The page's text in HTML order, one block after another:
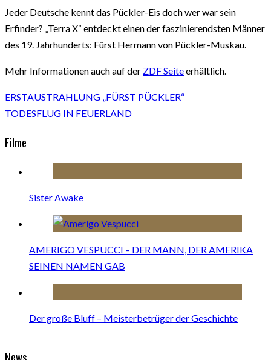
Jeder Deutsche kennt das Pückler-Eis doch wer war sein
Erfinder? „Terra X“ entdeckt einen der faszinierendsten Männer
des 19. Jahrhunderts: Fürst Hermann von Pückler-Muskau.
Mehr Informationen auch auf der ZDF Seiteerhältlich.
ERSTAUSTRAHLUNG „FÜRST PÜCKLER“
TODESFLUG IN FEUERLAND
Filme
Sister Awake
AMERIGO VESPUCCI – DER MANN, DER AMERIKA
SEINEN NAMEN GAB
Der große Bluff – Meisterbetrüger der Geschichte